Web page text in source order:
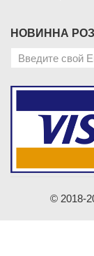
НОВИННА
© 2018-